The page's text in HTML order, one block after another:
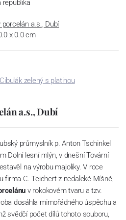
republika
porcelán a.s., Dubí
x 0.0 cm
Cibulák zelený s platinou
a.s., Dubí
průmyslník p. Anton Tschinkel
Dolní lesní mlýn, v dnešní Tovární
na výrobu majoliky. V roce
firma C. Teichert z nedaleké Míšně,
v rokokovém tvaru a tzv.
dosáhla mimořádného úspěchu a
svědčí počet dílů tohoto souboru,